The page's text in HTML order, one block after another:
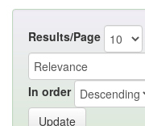
Results/Page
In order